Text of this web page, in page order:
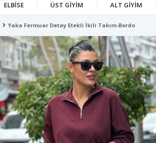
ELBISE ÜST GIYIM ALT GIYIM
Yaka Fermuar Detay Etekli İkili Takım-Bordo